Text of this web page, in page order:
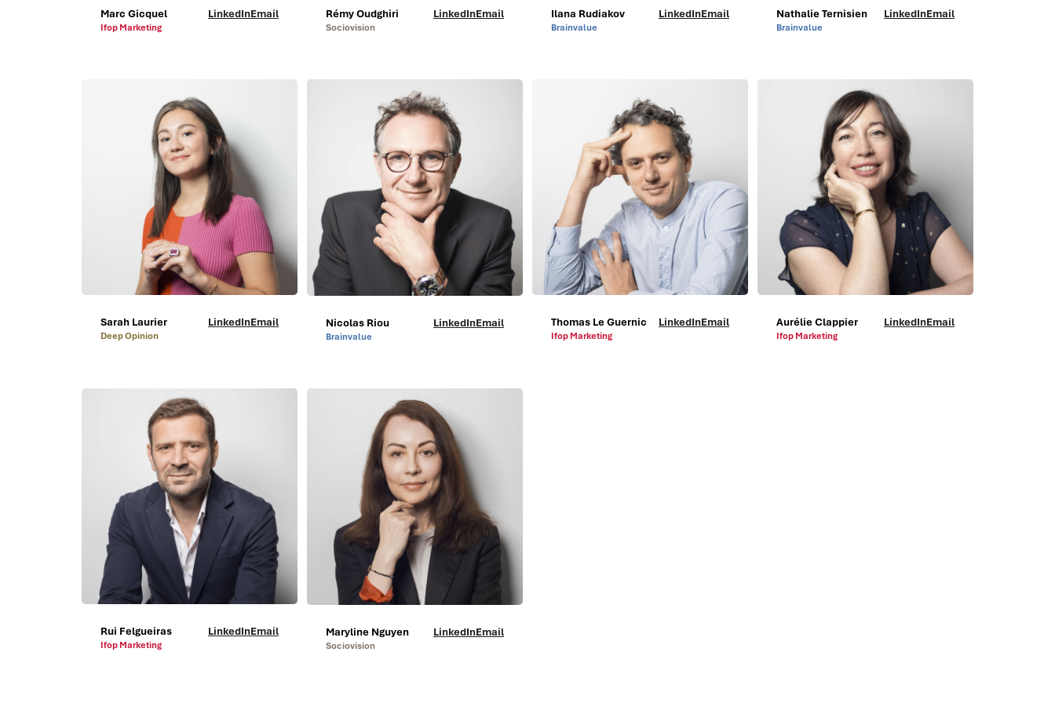
Marc Gicquel
Ifop Marketing
LinkedInEmail Rémy Oudghiri
Sociovision
LinkedInEmail Ilana Rudiakov
Brainvalue
LinkedInEmail Nathalie Ternisien
Brainvalue
LinkedInEmail
Sarah Laurier
Deep Opinion
LinkedInEmail Nicolas Riou
Brainvalue
LinkedInEmail Thomas Le Guernic
Ifop Marketing
LinkedInEmail Aurélie Clappier
Ifop Marketing
LinkedInEmail
Rui Felgueiras
Ifop Marketing
LinkedInEmail Maryline Nguyen
Sociovision
LinkedInEmail